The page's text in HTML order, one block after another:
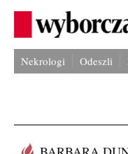
Nekrologi Odeszli